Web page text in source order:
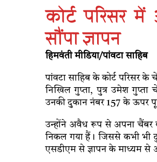
कोर्ट परिसर
सौंपा ज्ञापन
हिमवंती मीडिया/पांवटा साहिब
पांवटा साहिब के कोर्ट परिसर
निखिल गुप्ता, पुत्र उमेश गुप्ता
उनकी दुकान नंबर 157 के ऊपर
उन्होंने अवैध रूप से अपना चैंबर
निकल गया हैं। जिससे कभी भी
एसडीएम से ज्ञापन के माध्यम से